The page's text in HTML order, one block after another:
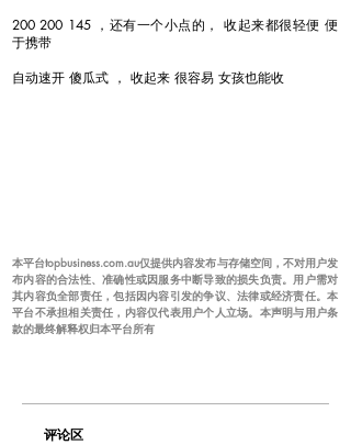
200 200 145，还有一个小点的， 收起来都很轻便 便
于携带
自动速开 傻瓜式 ， 收起来 很容易 女孩也能收
本平台topbusiness.com.au仅提供内容发布与存储空间，不对用户发
布内容的合法性、准确性或因服务中断导致的损失负责。用户需对
其内容负全部责任，包括因内容引发的争议、法律或经济责任。本
平台不承担相关责任，内容仅代表用户个人立场。本声明与用户条
款的最终解释权归本平台所有
评论区